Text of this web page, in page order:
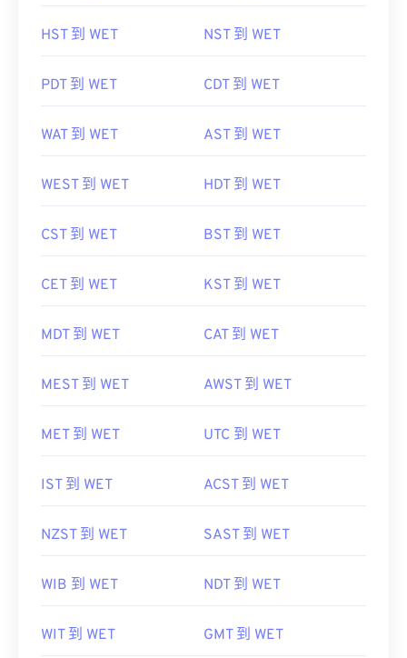
HST 到 WET NST 到 WET
PDT 到 WET CDT 到 WET
WAT 到 WET AST 到 WET
WEST 到 WET HDT 到 WET
CST 到 WET BST 到 WET
CET 到 WET KST 到 WET
MDT 到 WET CAT 到 WET
MEST 到 WET AWST 到 WET
MET 到 WET UTC 到 WET
IST 到 WET ACST 到 WET
NZST 到 WET SAST 到 WET
WIB 到 WET NDT 到 WET
WIT 到 WET GMT 到 WET